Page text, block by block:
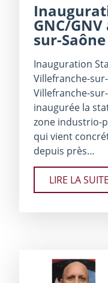
GNC/
sur-Saône
Inauguration
Villefranche-
Villefranche-
inaugurée la
zone industrio-
qui vient
depuis près…
LIRE LA SUITE